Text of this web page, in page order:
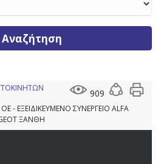
Αναζήτηση
909
- ΕΞΕΙΔΙΚΕΥΜΕΝΟ ΣΥΝΕΡΓΕΙΟ ALFA
ΞΑΝΘΗ